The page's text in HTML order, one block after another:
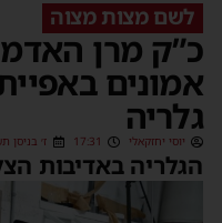
לשם מצות מצוה
כ”ק מרן
אמונים
גלריה
יוסי יחזקאלי 17:31 ז׳ בניסן תשפ״ד
הגלריה באדיבות